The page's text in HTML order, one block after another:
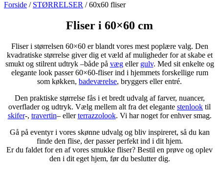
Forside / STØRRELSER /60x60 fliser
Fliser i 60×60 cm
Fliser i størrelsen 60×60 er blandt vores mest poplære valg. Den
kvadratiske størrelse giver dig et væld af muligheder for at skabe et
smukt og stilrent udtryk –både på vægeller gulv. Med sit enkelte og
elegante look passer 60×60-fliser ind i hjemmets forskellige rum
som køkken, badeværelse, bryggers eller entré.
Den praktiske størrelse fås i et bredt udvalg af farver, nuancer,
overflader og udtryk. Vælg mellem alt fra det elegante stenlook til
skifer-, travertin– ellerterrazzolook. Vi har noget for enhver smag.
Gå på eventyr i vores skønne udvalg og bliv inspireret, så du kan
finde den flise, der passer perfekt ind i dit hjem.
Er du faldet for en af vores smukke fliser? Bestil en prøve og oplev
den i dit eget hjem, før du beslutter dig.